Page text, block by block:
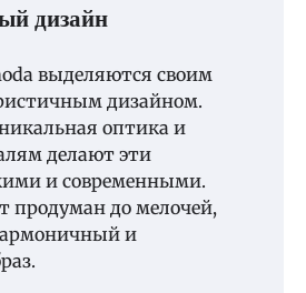
дизайн
выделяются своим
дизайном.
оптика и
делают эти
и современными.
продуман до мелочей,
и